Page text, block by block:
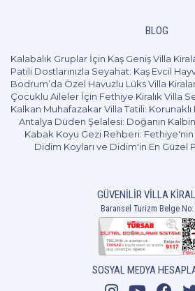
BLOG
Kalabalık Gruplar İçin Kaş Geniş Villa
Patili Dostlarınızla Seyahat: Kaş Evcil
Bodrum’da Özel Havuzlu Lüks Villa
Çocuklu Aileler İçin Fethiye Kiralık Villa
Kalkan Muhafazakar Villa Tatili:
Antalya Düden Şelalesi: Doğanın
Kabak Koyu Gezi Rehberi:
Didim Koyları ve Didim'in En Güzel
GÜVENILIR VILLA
Baransel Turizm Belge No:
SOSYAL MEDYA